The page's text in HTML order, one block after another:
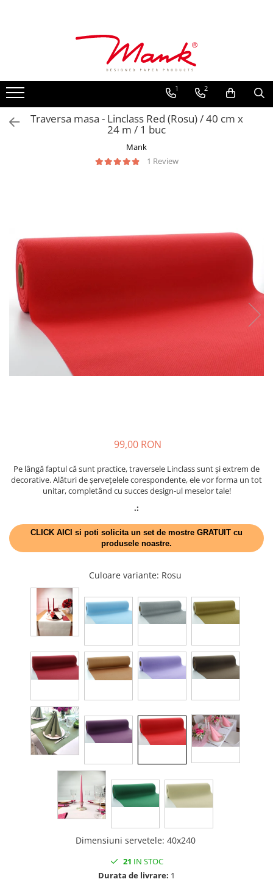
Toate Produsele
UNI
IMPRIMEU
FLORI
TEMATICA MARINA - PESCARESTI
VINTAGE
RUSTICE - VANATORESTI
TOAMNA
VALENTINE'S DAY /DRAGOBETE
1 & 8 MARTIE
PAŞTE / EASTER
DELUXE LIGHT
DELUXE, 4 straturi
UNICE, Gama SPANLIN
PORT-TACAMURI
AURIU, ARGINTIU & BRONZ
CULORI UNI
Cu IMPRIMEU
FETE DE MASA
CAPACE, COASTERE & BAVETE
FUSTE MASA BUFET
VESELA PREMIUM UNICA
FOLOSINTA
SPA & WELLNESS
SETURI DE MASA
CUMPARA LA BAX - 1+1 Gratis
DECORURI DE MASA TEMATICE
DECOR ALB & IVORY
DECOR ROSU & BORDO
1 2
Traversa masa - Linclass Red (Rosu) / 40 cm x
24 m / 1 buc
Mank
1 Review
99,00 RON
Pe lângă faptul că sunt practice, traversele Linclass sunt și extrem de
decorative. Alături de șervețelele corespondente, ele vor forma un tot
unitar, completând cu succes design-ul meselor tale!
.:
CLICK AICI si poti solicita un set de mostre GRATUIT cu
produsele noastre.
Culoare variante: Rosu
Dimensiuni servetele: 40x240
21 IN STOC
Durata de livrare: 1